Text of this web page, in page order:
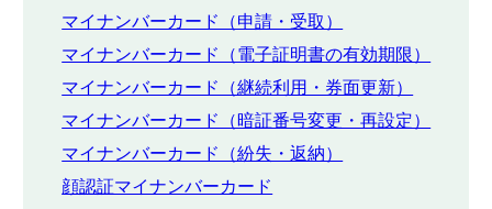
マイナンバーカード（申請・受取）
マイナンバーカード（電子証明書の有効期限）
マイナンバーカード（継続利用・券面更新）
マイナンバーカード（暗証番号変更・再設定）
マイナンバーカード（紛失・返納）
顔認証マイナンバーカード